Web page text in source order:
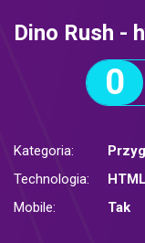
Dino Rush -
0
Kategoria:
Technologia:
Mobile:
Tak